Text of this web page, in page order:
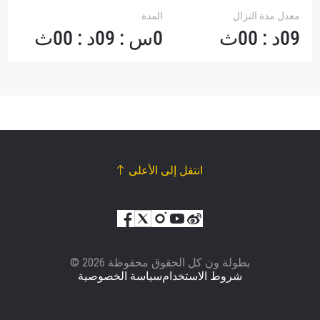
معدل مدة النزال
09د : 00ث
المدة
0س : 09د : 00ث
انتقل إلى الأعلى
© بطولة ون كل الحقوق محفوظة 2026
سياسة الخصوصيةشروط الاستخدام